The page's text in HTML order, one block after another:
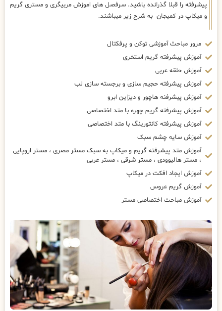
پیشرفته را قبلا گذرانده باشید. سرفصل های اموزش مربیگری و مستری گریم
و میکاپ در کمیجان به شرح زیر میباشند.
مرور مباحث آموزشی توکن و پرفکتال
آموزش پیشرفته گریم استخری
آموزش حلقه عربی
آموزش پیشرفته حجیم سازی و برجسته سازی لب
آموزش پیشرفنه هاچور و دیزاین ابرو
آموزش پیشرفته گریم چهره با متد اختصاصی
آموزش پیشرفته کانتورینگ با متد اختصاصی
آموزش سایه چشم سبک
آموزش متد پیشرفته گریم و میکاپ به سبک مستر مصری ، مستر اروپایی
، مستر هالیوودی ، مستر شرقی ، مستر عربی
آموزش ایجاد افکت در میکاپ
آموزش گریم عروس
آموزش مباحث اختصاصی مستر